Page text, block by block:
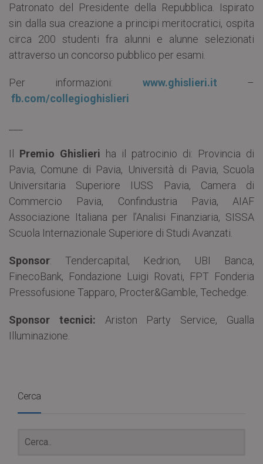
Patronato del Presidente della Repubblica. Ispirato
sin dalla sua creazione a principi meritocratici, ospita
circa 200 studenti fra alunni e alunne selezionati
attraverso un concorso pubblico per esami.
Per informazioni: www.ghislieri.it –
fb.com/collegioghislieri
Il Premio Ghislieri ha il patrocinio di: Provincia di
Pavia, Comune di Pavia, Università di Pavia, Scuola
Universitaria Superiore IUSS Pavia, Camera di
Commercio Pavia, Confindustria Pavia, AIAF
Associazione Italiana per l’Analisi Finanziaria, SISSA
Scuola Internazionale Superiore di Studi Avanzati.
Sponsor: Tendercapital, Kedrion, UBI Banca,
FinecoBank, Fondazione Luigi Rovati, FPT Fonderia
Pressofusione Tapparo, Procter&Gamble, Techedge.
Sponsor tecnici: Ariston Party Service, Gualla
Illuminazione.
Cerca